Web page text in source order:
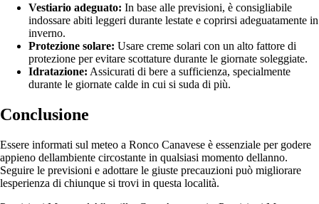
Vestiario adeguato: In base alle previsioni, è consigliabile
indossare abiti leggeri durante lestate e coprirsi adeguatamente in
inverno.
Protezione solare: Usare creme solari con un alto fattore di
protezione per evitare scottature durante le giornate soleggiate.
Idratazione: Assicurati di bere a sufficienza, specialmente
durante le giornate calde in cui si suda di più.
Conclusione
Essere informati sul meteo a Ronco Canavese è essenziale per godere
appieno dellambiente circostante in qualsiasi momento dellanno.
Seguire le previsioni e adottare le giuste precauzioni può migliorare
lesperienza di chiunque si trovi in questa località.